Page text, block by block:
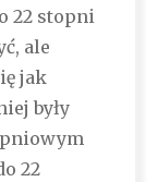
22 stopni
ale
jak
były
22